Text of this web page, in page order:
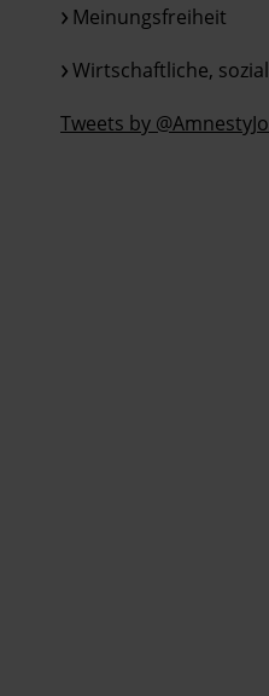
Meinungsfreiheit
Wirtschaftliche,
Tweets by